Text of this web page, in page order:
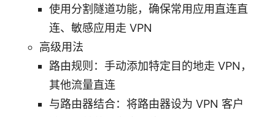
使用分割隧道功能，确保常用应用直连直
连、敏感应用走 VPN
高级用法
路由规则：手动添加特定目的地走 VPN，
其他流量直连
与路由器结合：将路由器设为 VPN 客户